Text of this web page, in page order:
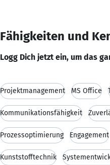
Fähigkeiten und
Logg Dich jetzt ein, um das
Projektmanagement MS Office
Kommunikationsfähigkeit
Prozessoptimierung Engagement
Kunststofftechnik